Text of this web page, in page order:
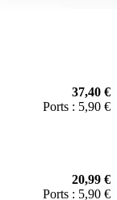
37,40 €
Ports : 5,90 €
20,99 €
Ports : 5,90 €